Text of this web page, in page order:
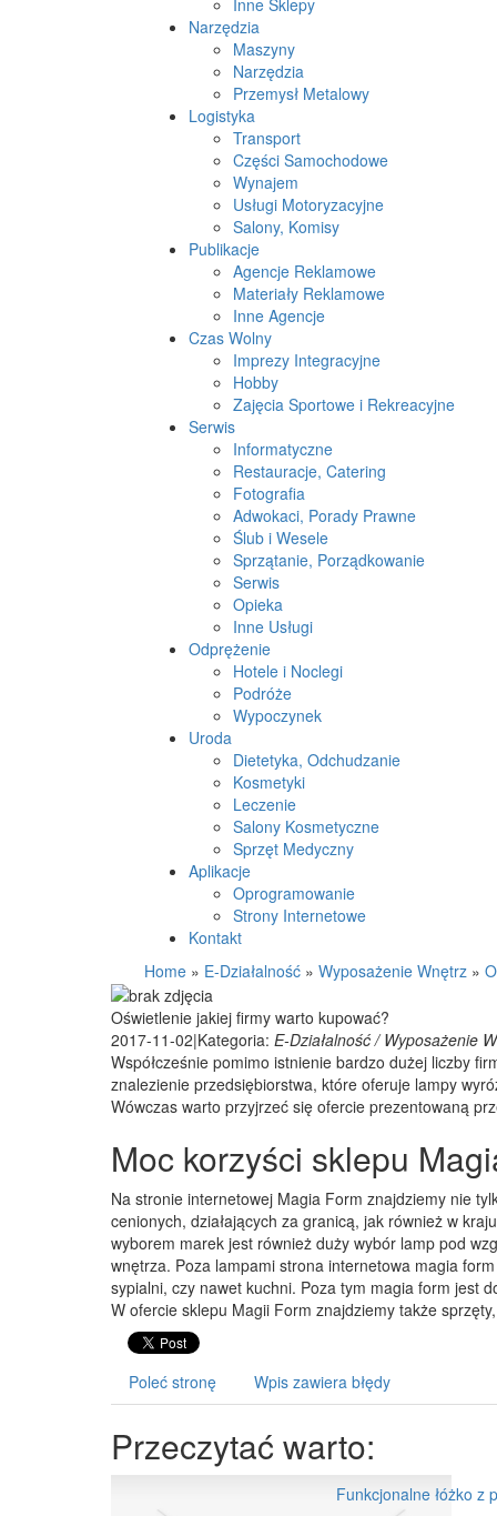
Inne Sklepy
Narzędzia
Maszyny
Narzędzia
Przemysł Metalowy
Logistyka
Transport
Części Samochodowe
Wynajem
Usługi Motoryzacyjne
Salony, Komisy
Publikacje
Agencje Reklamowe
Materiały Reklamowe
Inne Agencje
Czas Wolny
Imprezy Integracyjne
Hobby
Zajęcia Sportowe i Rekreacyjne
Serwis
Informatyczne
Restauracje, Catering
Fotografia
Adwokaci, Porady Prawne
Ślub i Wesele
Sprzątanie, Porządkowanie
Serwis
Opieka
Inne Usługi
Odprężenie
Hotele i Noclegi
Podróże
Wypoczynek
Uroda
Dietetyka, Odchudzanie
Kosmetyki
Leczenie
Salony Kosmetyczne
Sprzęt Medyczny
Aplikacje
Oprogramowanie
Strony Internetowe
Kontakt
Home » E-Działalność » Wyposażenie Wnętrz »
Oświetlenie jakiej firmy warto kupować?
2017-11-02|Kategoria: E-Działalność / Wyposażenie
Współcześnie pomimo istnienie bardzo dużej liczby
znalezienie przedsiębiorstwa, które oferuje lampy
Wówczas warto przyjrzeć się ofercie prezentowaną
Moc korzyści sklepu
Na stronie internetowej Magia Form znajdziemy nie
cenionych, działających za granicą, jak również w
wyborem marek jest również duży wybór lamp pod
wnętrza. Poza lampami strona internetowa magia
sypialni, czy nawet kuchni. Poza tym magia form jest
W ofercie sklepu Magii Form znajdziemy także
Poleć stronę Wpis zawiera błędy
Przeczytać warto:
Funkcjonalne łóżko z